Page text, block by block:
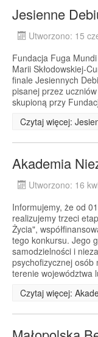
Jesienne
Utworzono: 15
Fundacja Fuga
Marii Skłodowskiej-
finale Jesiennych
pisanej przez
skupioną przy
Czytaj więcej:
Akademia
Utworzono: 16
Informujemy, że od
realizujemy trzeci
Życia",
tego konkursu. Jego
samodzielności i
psychofizycznej osób
terenie województwa
Czytaj więcej: